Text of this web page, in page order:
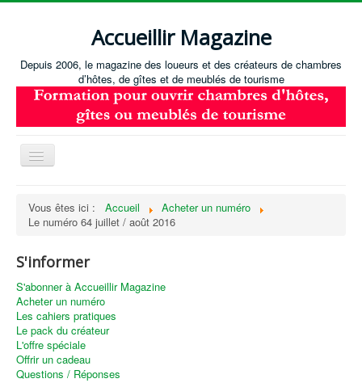
Accueillir Magazine
Depuis 2006, le magazine des loueurs et des créateurs de chambres
d’hôtes, de gîtes et de meublés de tourisme
Basculer
Créer / Ouvrir
Annonces immobilières
Recevoir les annonces immobilières / Nous contacter
Vous êtes ici : Accueil
Acheter un numéro
Le numéro 64 juillet / août 2016
S'informer
S'abonner à Accueillir Magazine
Acheter un numéro
Les cahiers pratiques
Le pack du créateur
L'offre spéciale
Offrir un cadeau
Questions / Réponses